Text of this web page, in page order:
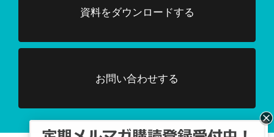
資料をダウンロードする
お問い合わせする